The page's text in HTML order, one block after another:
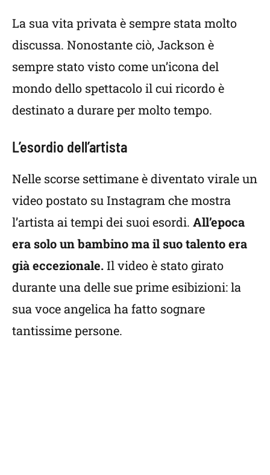
La sua vita privata è sempre stata molto
discussa. Nonostante ciò, Jackson è
sempre stato visto come un’icona del
mondo dello spettacolo il cui ricordo è
destinato a durare per molto tempo.
L’esordio dell’artista
Nelle scorse settimane è diventato virale un
video postato su Instagram che mostra
l’artista ai tempi dei suoi esordi. All’epoca
era solo un bambino ma il suo talento era
già eccezionale.Il video è stato girato
durante una delle sue prime esibizioni: la
sua voce angelica ha fatto sognare
tantissime persone.